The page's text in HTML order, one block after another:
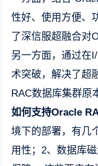
性好、使用方便、
了深信服超融合对
另一方面，通过在
术突破，解决了超
RAC数据库集群原
如何支持Oracle
境下的部署，有几
用性；2、数据库